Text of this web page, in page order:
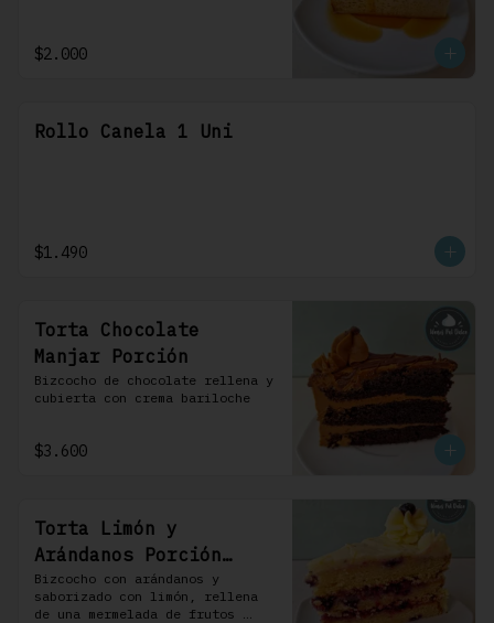
$2.000
Rollo Canela 1 Uni
$1.490
Torta Chocolate
Manjar Porción
Bizcocho de chocolate rellena y
cubierta con crema bariloche
$3.600
Torta Limón y
Arándanos Porción
Individual 1 Uni
Bizcocho con arándanos y
saborizado con limón, rellena
de una mermelada de frutos